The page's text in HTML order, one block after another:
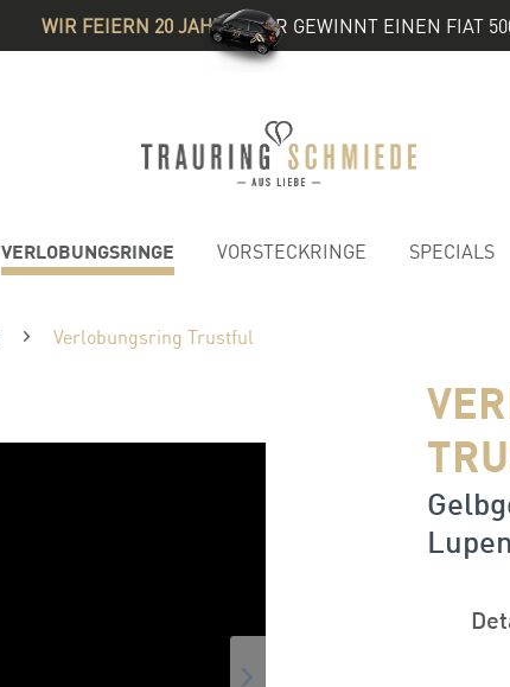
WIR FEIERN 20 JAHRE& IHR GEWINNT EINEN FIAT
VERLOBUNGSRINGE VORSTECKRINGE SPECIALS
Verlobungsring Trustful